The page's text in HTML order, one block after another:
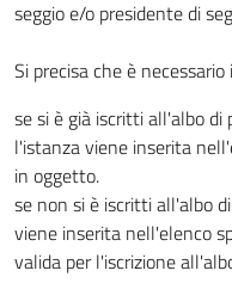
seggio e/o presidente di
Si precisa che è necessario
se si è già iscritti all'albo
l'istanza viene inserita
in oggetto.
se non si è iscritti all'albo
viene inserita nell'elenco
valida per l'iscrizione